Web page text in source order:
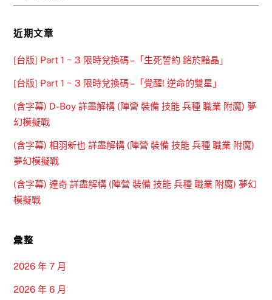
近期文章
[台版] Part 1 ~ 3 限時兌換碼 –「生死誓約 銘於黯晶」
[台版] Part 1 ~ 3 限時兌換碼 –「覺醒! 逆命的雙星」
(含字幕) D-Boy 詳盡解構 (陣營 裝備 技能 兵種 職業 附魔) 夢
幻模擬戰
(含字幕) 相羽新也 詳盡解構 (陣營 裝備 技能 兵種 職業 附魔)
夢幻模擬戰
(含字幕) 達奇 詳盡解構 (陣營 裝備 技能 兵種 職業 附魔) 夢幻
模擬戰
彙整
2026 年 7 月
2026 年 6 月